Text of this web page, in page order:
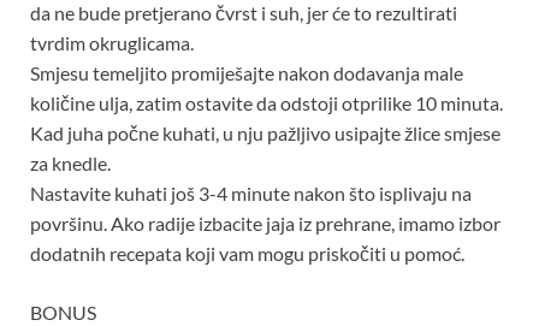
da ne bude pretjerano čvrst i suh, jer će to rezultirati
tvrdim okruglicama.
Smjesu temeljito promiješajte nakon dodavanja male
količine ulja, zatim ostavite da odstoji otprilike 10 minuta.
Kad juha počne kuhati, u nju pažljivo usipajte žlice smjese
za knedle.
Nastavite kuhati još 3-4 minute nakon što isplivaju na
površinu. Ako radije izbacite jaja iz prehrane, imamo izbor
dodatnih recepata koji vam mogu priskočiti u pomoć.
BONUS